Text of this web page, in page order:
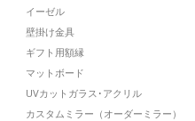
イーゼル
壁掛け金具
ギフト用額縁
マットボード
UVカットガラス･アクリル
カスタムミラー（オーダーミラー）